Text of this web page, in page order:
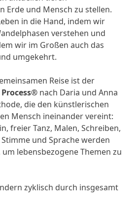
Erde und Mensch zu stellen.
in die Hand, indem wir
verstehen und
wir im Großen auch das
umgekehrt.
Reise ist der
nach Daria und Anna
die den künstlerischen
Mensch ineinander vereint:
freier Tanz, Malen, Schreiben,
und Sprache werden
um lebensbezogene Themen zu
zyklisch durch insgesamt